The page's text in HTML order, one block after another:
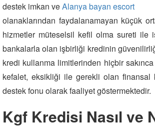
destek imkan veAlanya bayan escort
olanaklarından faydalanamayan küçük
hizmetler müteselsil kefil olma sureti ile
bankalarla olan işbirliği kredinin
kredi kullanma limitlerinden hiçbir
kefalet, eksikliği ile gerekli olan finansal
destek fonu olarak faaliyet göstermektedir.
Kgf Kredisi Nasıl ve